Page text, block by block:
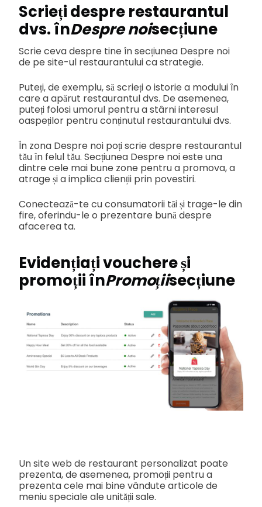
Scrieți despre restaurantul
dvs. înDespre noisecțiune
Scrie ceva despre tine în secțiunea Despre noi
de pe site-ul restaurantului ca strategie.
Puteți, de exemplu, să scrieți o istorie a modului în
care a apărut restaurantul dvs. De asemenea,
puteți folosi umorul pentru a stârni interesul
oaspeților pentru conținutul restaurantului dvs.
În zona Despre noi poți scrie despre restaurantul
tău în felul tău. Secțiunea Despre noi este una
dintre cele mai bune zone pentru a promova, a
atrage și a implica clienții prin povestiri.
Conectează-te cu consumatorii tăi și trage-le din
fire, oferindu-le o prezentare bună despre
afacerea ta.
Evidențiați vouchere și
promoții înPromoțiisecțiune
Un site web de restaurant personalizat poate
prezenta, de asemenea, promoții pentru a
prezenta cele mai bine vândute articole de
meniu speciale ale unității sale.